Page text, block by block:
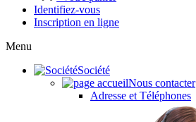
Identifiez-vous
Inscription en ligne
Menu
Société
Nous contacter
Adresse et Téléphones